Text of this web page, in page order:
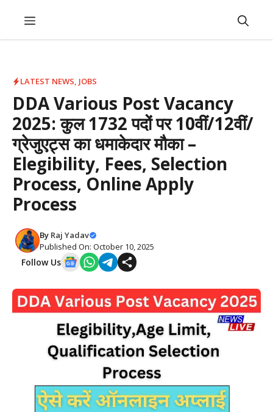
Menu
LATEST NEWS, JOBS
DDA Various Post Vacancy
2025: कुल 1732 पदों पर 10वीं/12वीं/
ग्रेजुएट्स का धमाकेदार मौका –
Elegibility, Fees, Selection
Process, Online Apply
Process
By Raj Yadav
Published On: October 10, 2025
Follow Us